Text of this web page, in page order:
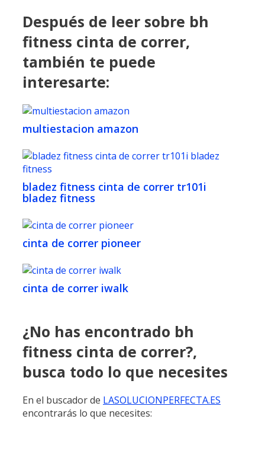
Después de leer sobre bh
fitness cinta de correr,
también te puede
interesarte:
multiestacion amazon
bladez fitness cinta de correr tr101i
bladez fitness
cinta de correr pioneer
cinta de correr iwalk
¿No has encontrado bh
fitness cinta de correr?,
busca todo lo que necesites
En el buscador de LASOLUCIONPERFECTA.ES
encontrarás lo que necesites: